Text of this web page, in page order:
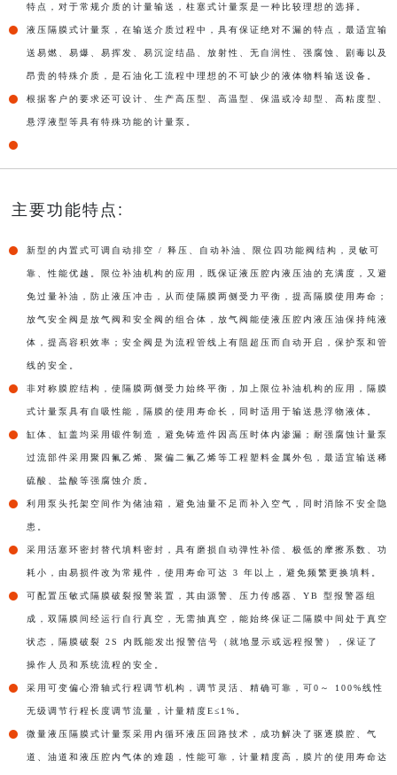
特点，对于常规介质的计量输送，柱塞式计量泵是一种比较理想的选择。
液压隔膜式计量泵，在输送介质过程中，具有保证绝对不漏的特点，最适宜输
送易燃、易爆、易挥发、易沉淀结晶、放射性、无自润性、强腐蚀、剧毒以及
昂贵的特殊介质，是石油化工流程中理想的不可缺少的液体物料输送设备。
根据客户的要求还可设计、生产高压型、高温型、保温或冷却型、高粘度型、
悬浮液型等具有特殊功能的计量泵。
主要功能特点:
新型的内置式可调自动排空 / 释压、自动补油、限位四功能阀结构，灵敏可
靠、性能优越。限位补油机构的应用，既保证液压腔内液压油的充满度，又避
免过量补油，防止液压冲击，从而使隔膜两侧受力平衡，提高隔膜使用寿命；
放气安全阀是放气阀和安全阀的组合体，放气阀能使液压腔内液压油保持纯液
体，提高容积效率；安全阀是为流程管线上有阻超压而自动开启，保护泵和管
线的安全。
非对称膜腔结构，使隔膜两侧受力始终平衡，加上限位补油机构的应用，隔膜
式计量泵具有自吸性能，隔膜的使用寿命长，同时适用于输送悬浮物液体。
缸体、缸盖均采用锻件制造，避免铸造件因高压时体内渗漏；耐强腐蚀计量泵
过流部件采用聚四氟乙烯、聚偏二氟乙烯等工程塑料金属外包，最适宜输送稀
硫酸、盐酸等强腐蚀介质。
利用泵头托架空间作为储油箱，避免油量不足而补入空气，同时消除不安全隐
患。
采用活塞环密封替代填料密封，具有磨损自动弹性补偿、极低的摩擦系数、功
耗小，由易损件改为常规件，使用寿命可达 3 年以上，避免频繁更换填料。
可配置压敏式隔膜破裂报警装置，其由源警、压力传感器、YB 型报警器组
成，双隔膜间经运行自行真空，无需抽真空，能始终保证二隔膜中间处于真空
状态，隔膜破裂 2S 内既能发出报警信号（就地显示或远程报警），保证了
操作人员和系统流程的安全。
采用可变偏心滑轴式行程调节机构，调节灵活、精确可靠，可0～ 100%线性
无级调节行程长度调节流量，计量精度E≤1%。
微量液压隔膜式计量泵采用内循环液压回路技术，成功解决了驱逐膜腔、气
道、油道和液压腔内气体的难题，性能可靠，计量精度高，膜片的使用寿命达